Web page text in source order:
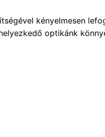
kényelmesen
optikánk